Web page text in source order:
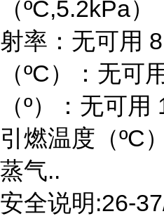
（ºC,5.2kPa
射率：无可用
（ºC）：无可
（º）：无可
引燃温度（ºC
蒸气..
安全说明:26-